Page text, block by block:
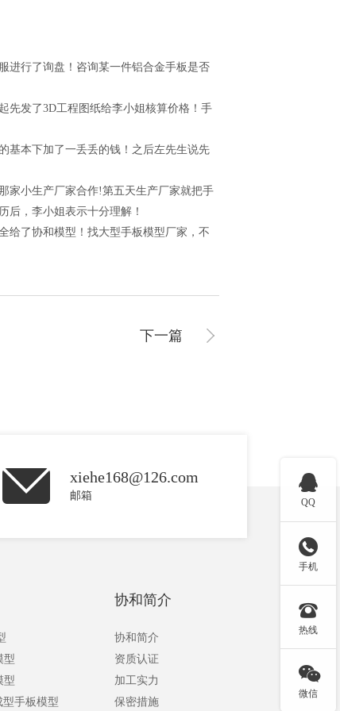
行了询盘！咨询某一件铝合金手板是否
发了3D工程图纸给李小姐核算价格！手
本下加了一丢丢的钱！之后左先生说先
小生产厂家合作!第五天生产厂家就把手
后，李小姐表示十分理解！
了协和模型！找大型手板模型厂家，不
下一篇
xiehe168@126.com
邮箱
型
型
手板模型
协和简介
协和简介
资质认证
加工实力
保密措施

QQ

手机

热线

微信